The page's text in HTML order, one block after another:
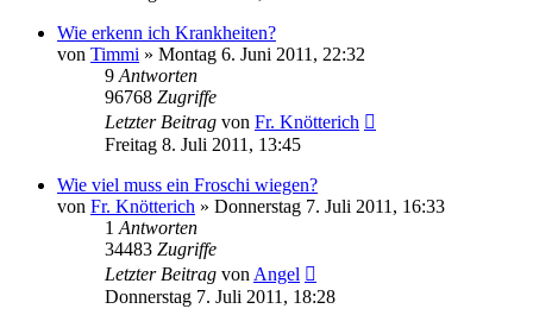
Wie erkenn ich Krankheiten?
von Timmi » Montag 6. Juni 2011, 22:32
9 Antworten
96768 Zugriffe
Letzter Beitrag von Fr. Knötterich
Freitag 8. Juli 2011, 13:45
Wie viel muss ein Froschi wiegen?
von Fr. Knötterich » Donnerstag 7. Juli 2011, 16:33
1 Antworten
34483 Zugriffe
Letzter Beitrag von Angel
Donnerstag 7. Juli 2011, 18:28